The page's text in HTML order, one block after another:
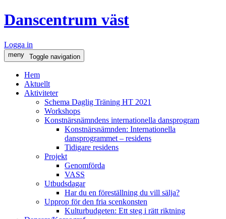
Danscentrum väst
Logga in
meny Toggle navigation
Hem
Aktuellt
Aktiviteter
Schema Daglig Träning HT 2021
Workshops
Konstnärsnämndens internationella dansprogram
Konstnärsnämnden: Internationella
dansprogrammet – residens
Tidigare residens
Projekt
Genomförda
VASS
Utbudsdagar
Har du en föreställning du vill sälja?
Upprop för den fria scenkonsten
Kulturbudgeten: Ett steg i rätt riktning